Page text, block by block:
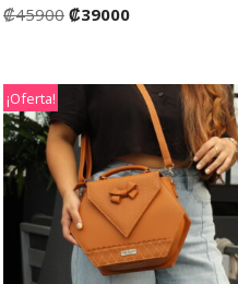
₡45900 ₡39000
¡Oferta!